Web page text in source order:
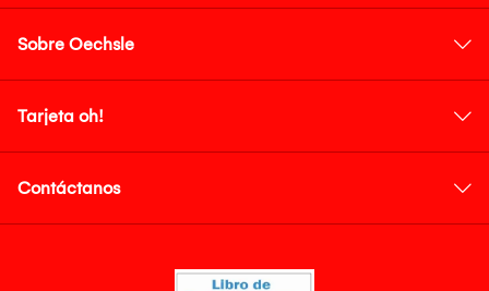
Sobre Oechsle
Tarjeta oh!
Contáctanos